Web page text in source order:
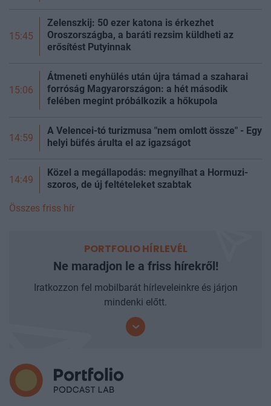
15:45
Zelenszkij: 50 ezer katona is érkezhet
Oroszországba, a baráti rezsim küldheti az
erősítést Putyinnak
15:06
Átmeneti enyhülés után újra támad a szaharai
forróság Magyarországon: a hét második
felében megint próbálkozik a hőkupola
14:59
A Velencei-tó turizmusa "nem omlott össze" - Egy
helyi büfés árulta el az igazságot
14:49
Közel a megállapodás: megnyílhat a Hormuzi-
szoros, de új feltételeket szabtak
Összes friss hír
PORTFOLIO HÍRLEVÉL
Ne maradjon le a friss hírekről!
Iratkozzon fel mobilbarát hírleveleinkre és járjon
mindenki előtt.